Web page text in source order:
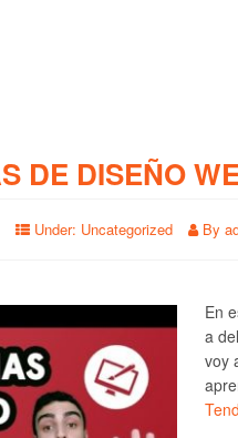
DE DISEÑO
Under: Uncategorized By
En
a
voy